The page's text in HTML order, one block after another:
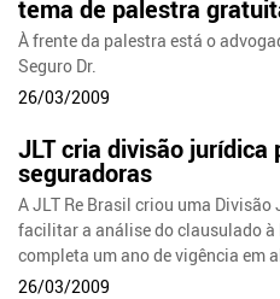
tema de palestra
À frente da palestra está o
Seguro Dr.
26/03/2009
JLT cria divisão jurídica
seguradoras
A JLT Re Brasil criou uma
facilitar a análise do clausulado à
completa um ano de vigência em
26/03/2009